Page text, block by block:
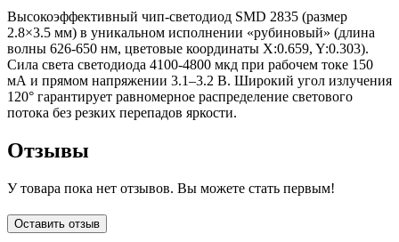
Высокоэффективный чип-светодиод SMD 2835 (размер
2.8×3.5 мм) в уникальном исполнении «рубиновый» (длина
волны 626-650 нм, цветовые координаты X:0.659, Y:0.303).
Сила света светодиода 4100-4800 мкд при рабочем токе 150
мА и прямом напряжении 3.1–3.2 В. Широкий угол излучения
120° гарантирует равномерное распределение светового
потока без резких перепадов яркости.
Отзывы
У товара пока нет отзывов. Вы можете стать первым!
Оставить отзыв